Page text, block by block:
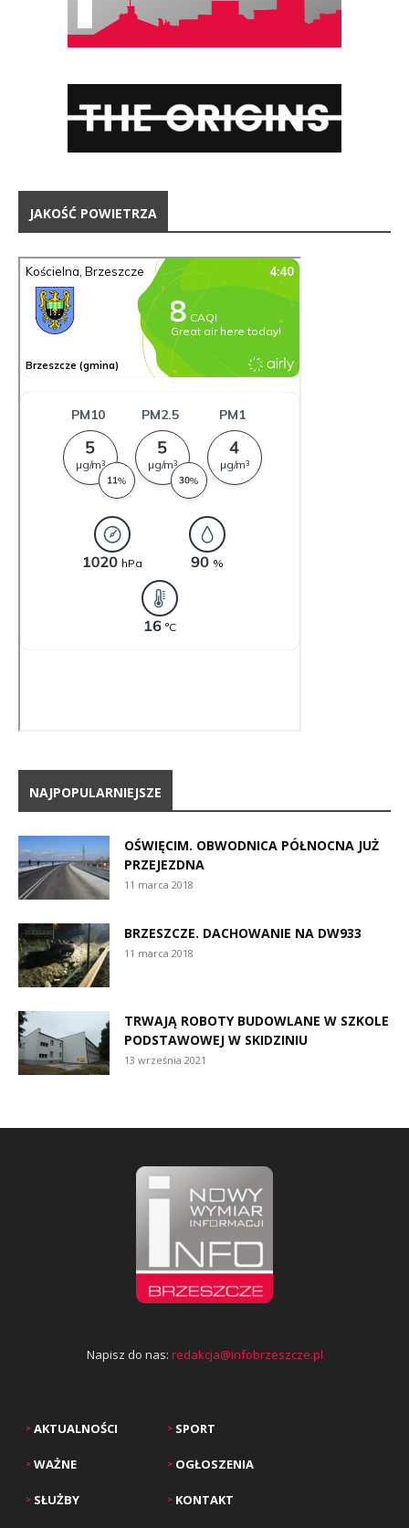
JAKOŚĆ POWIETRZA
NAJPOPULARNIEJSZE
OŚWIĘCIM. OBWODNICA PÓŁNOCNA JUŻ
PRZEJEZDNA
11 marca 2018
BRZESZCZE. DACHOWANIE NA DW933
11 marca 2018
TRWAJĄ ROBOTY BUDOWLANE W SZKOLE
PODSTAWOWEJ W SKIDZINIU
13 września 2021
Napisz do nas: redakcja@infobrzeszcze.pl
> AKTUALNOŚCI
> WAŻNE
> SŁUŻBY
> SPORT
> OGŁOSZENIA
> KONTAKT